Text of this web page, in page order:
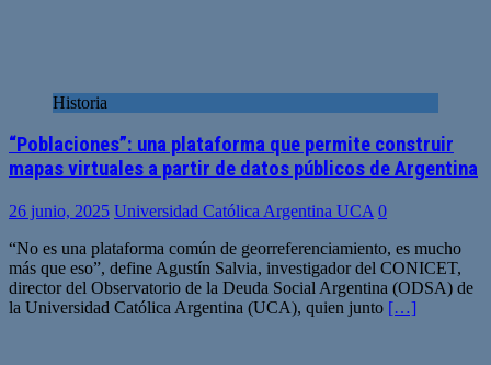
Historia
“Poblaciones”: una plataforma que permite construir
mapas virtuales a partir de datos públicos de Argentina
26 junio, 2025 Universidad Católica Argentina UCA 0
“No es una plataforma común de georreferenciamiento, es mucho
más que eso”, define Agustín Salvia, investigador del CONICET,
director del Observatorio de la Deuda Social Argentina (ODSA) de
la Universidad Católica Argentina (UCA), quien junto […]